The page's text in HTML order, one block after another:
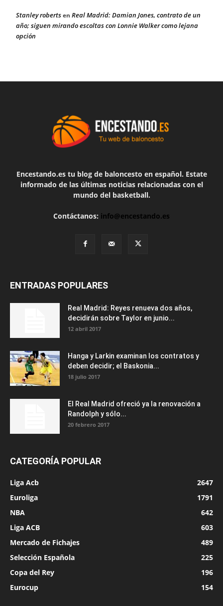
Stanley robertsen Real Madrid: Damian Jones, contrato de un
año; siguen mirando escoltas con Lonnie Walker como lejana
opción
Encestando.es tu blog de baloncesto en español. Estate
informado de las últimas noticias relacionadas con el
mundo del basketball.
Contáctanos: info@encestando.es
ENTRADAS POPULARES
Real Madrid: Reyes renueva dos años,
decidirán sobre Taylor en junio...
12 abril 2017
Hanga y Larkin examinan los contratos y
deben decidir; el Baskonia...
18 julio 2017
El Real Madrid ofreció ya la renovación a
Randolph y sólo...
20 febrero 2017
CATEGORÍA POPULAR
Liga Acb
2647
Euroliga
1791
NBA
642
Liga ACB
603
Mercado de Fichajes
489
Selección Española
225
Copa del Rey
196
Eurocup
154